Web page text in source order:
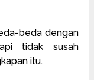
beda dengan
tidak susah
itu.